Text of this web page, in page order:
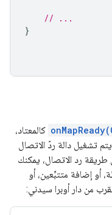
// ...
}
كالمعتاد،
تشغيل دالة ردّ الاتصال
رد الاتصال، يمكنك
أو إضافة متتبِّعين، أو
من دار أوبرا سيدني: